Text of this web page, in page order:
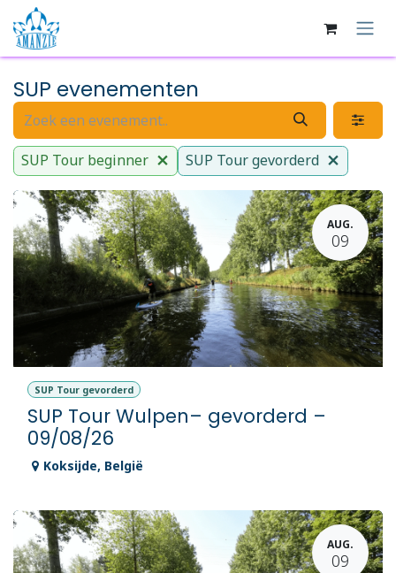
Overslaan naar inhoud
SUP evenementen
SUP Tour beginner SUP Tour gevorderd
AUG.
09
SUP Tour gevorderd
SUP Tour Wulpen– gevorderd –
09/08/26
Koksijde, België
AUG.
09